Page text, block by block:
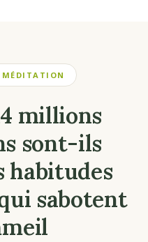
millions
sont-ils
habitudes
sabotent